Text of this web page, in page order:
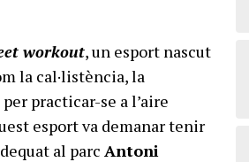
workout, un esport nascut
la cal·listència, la
practicar-se a l’aire
esport va demanar tenir
al parcAntoni